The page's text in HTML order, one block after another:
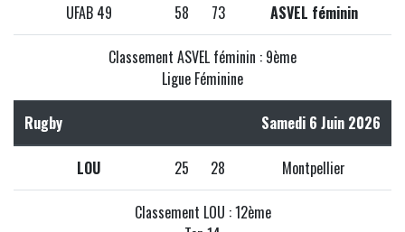
UFAB 49 58 73 ASVEL féminin
Classement ASVEL féminin : 9ème
Ligue Féminine
Rugby Samedi 6 Juin 2026
LOU 25 28 Montpellier
Classement LOU : 12ème